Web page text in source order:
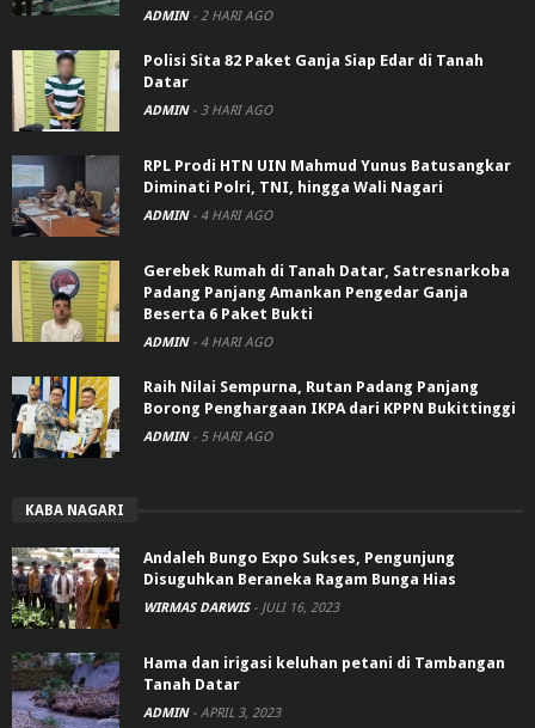
ADMIN - 2 HARI AGO
Polisi Sita 82 Paket Ganja Siap Edar di Tanah
Datar
ADMIN - 3 HARI AGO
RPL Prodi HTN UIN Mahmud Yunus Batusangkar
Diminati Polri, TNI, hingga Wali Nagari
ADMIN - 4 HARI AGO
Gerebek Rumah di Tanah Datar, Satresnarkoba
Padang Panjang Amankan Pengedar Ganja
Beserta 6 Paket Bukti
ADMIN - 4 HARI AGO
Raih Nilai Sempurna, Rutan Padang Panjang
Borong Penghargaan IKPA dari KPPN Bukittinggi
ADMIN - 5 HARI AGO
KABA NAGARI
Andaleh Bungo Expo Sukses, Pengunjung
Disuguhkan Beraneka Ragam Bunga Hias
WIRMAS DARWIS - JULI 16, 2023
Hama dan irigasi keluhan petani di Tambangan
Tanah Datar
ADMIN - APRIL 3, 2023